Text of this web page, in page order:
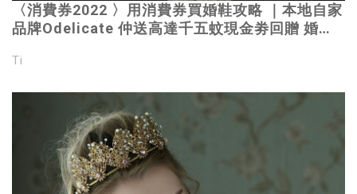
〈消費券2022 〉用消費券買婚鞋攻略 ｜本地自家
品牌Odelicate 仲送高達千五蚊現金劵回贈 婚鞋
Ti